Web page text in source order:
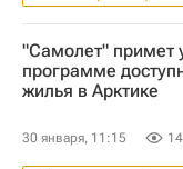
Россия
Ипотека
"Самолет" примет
программе
жилья в Арктике
30 января, 11:15